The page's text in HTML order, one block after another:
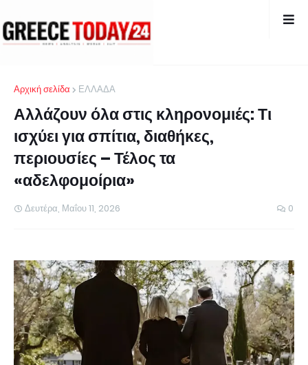
Αρχική σελίδα ΕΛΛΑΔΑ
Αλλάζουν όλα στις κληρονομιές: Τι
ισχύει για σπίτια, διαθήκες,
περιουσίες – Τέλος τα
«αδελφομοίρια»
Δευτέρα, Μαΐου 11, 2026 0